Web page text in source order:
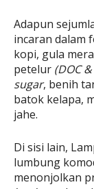
Adapun
incaran dalam
kopi, gula
petelur (DOC
sugar, benih
batok kelapa,
jahe.
Di sisi lain,
lumbung
menonjolkan